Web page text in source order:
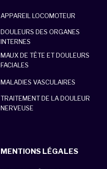
APPAREIL LOCOMOTEUR
DOULEURS DES ORGANES
INTERNES
MAUX DE TÊTE ET DOULEURS
FACIALES
MALADIES VASCULAIRES
TRAITEMENT DE LA DOULEUR
NERVEUSE
MENTIONS LÉGALES